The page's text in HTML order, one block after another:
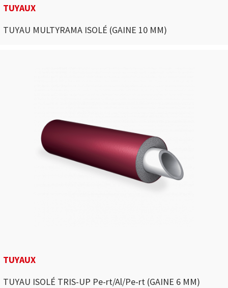
TUYAUX
TUYAU MULTYRAMA ISOLÉ (GAINE 10 MM)
TUYAUX
TUYAU ISOLÉ TRIS-UP Pe-rt/Al/Pe-rt (GAINE 6 MM)